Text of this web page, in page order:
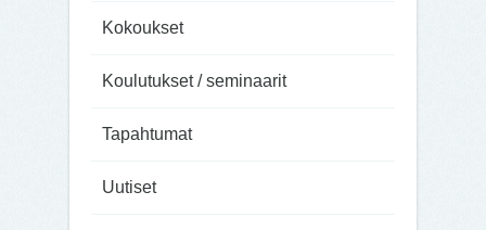
Kokoukset
Koulutukset / seminaarit
Tapahtumat
Uutiset